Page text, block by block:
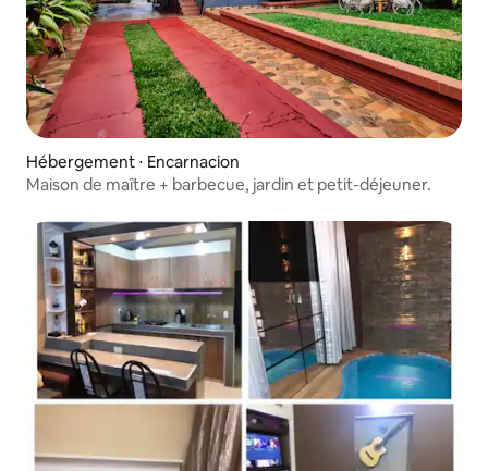
Hébergement ⋅ Encarnacion
Maison de maître + barbecue, jardin et petit-déjeuner.